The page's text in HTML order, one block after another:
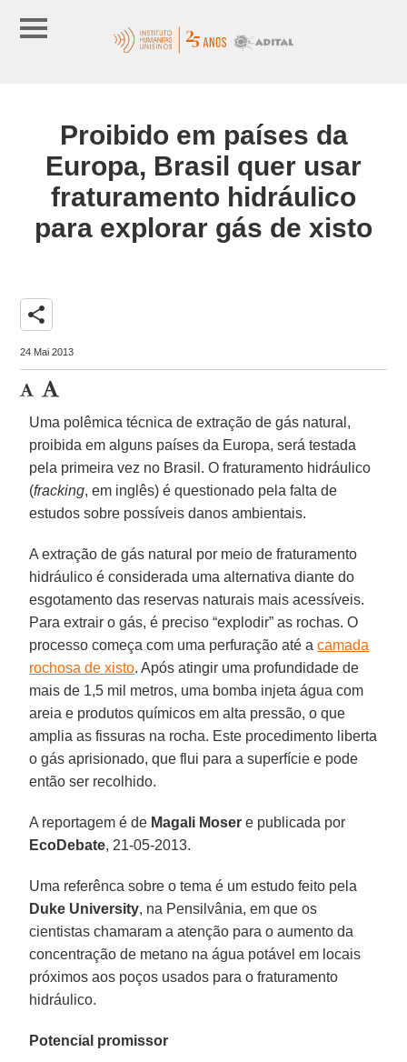
Proibido em países da
Europa, Brasil quer usar
fraturamento hidráulico
para explorar gás de xisto
share
24 Mai 2013
Uma polêmica técnica de extração de gás natural,
proibida em alguns países da Europa, será testada
pela primeira vez no Brasil. O fraturamento hidráulico
(fracking, em inglês) é questionado pela falta de
estudos sobre possíveis danos ambientais.
A extração de gás natural por meio de fraturamento
hidráulico é considerada uma alternativa diante do
esgotamento das reservas naturais mais acessíveis.
Para extrair o gás, é preciso “explodir” as rochas. O
processo começa com uma perfuração até acamada
rochosa de xisto. Após atingir uma profundidade de
mais de 1,5 mil metros, uma bomba injeta água com
areia e produtos químicos em alta pressão, o que
amplia as fissuras na rocha. Este procedimento liberta
o gás aprisionado, que flui para a superfície e pode
então ser recolhido.
A reportagem é de Magali Moser e publicada por
EcoDebate, 21-05-2013.
Uma referênca sobre o tema é um estudo feito pela
Duke University, na Pensilvânia, em que os
cientistas chamaram a atenção para o aumento da
concentração de metano na água potável em locais
próximos aos poços usados para o fraturamento
hidráulico.
Potencial promissor